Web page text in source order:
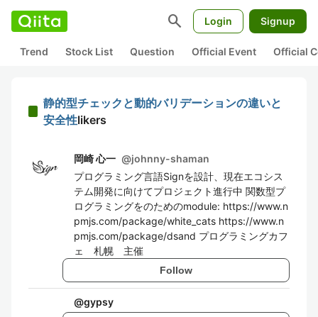
search Login Signup
Trend Stock List Question Official Event Official
静的型チェックと動的バリデーションの違いと
安全性likers
岡崎 心一 @johnny-shaman
プログラミング言語Signを設計、現在エコシス
テム開発に向けてプロジェクト進行中 関数型プ
ログラミングをのためのmodule: https://www.n
pmjs.com/package/white_cats https://www.n
pmjs.com/package/dsand プログラミングカフ
ェ 札幌 主催
Follow
@gypsy